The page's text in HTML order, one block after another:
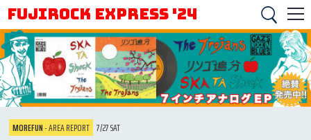
FUJIROCK EXPRESS '24
MOREFUN- AREA REPORT 7/27 SAT